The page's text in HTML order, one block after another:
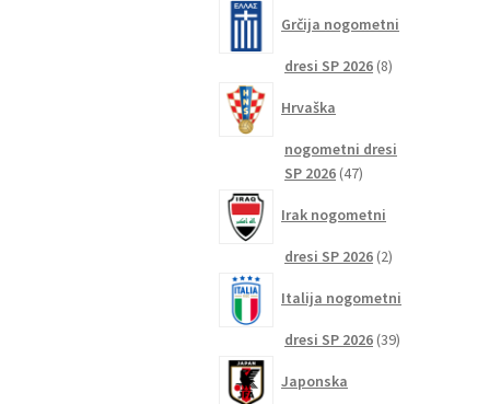
Grčija nogometni
dresi SP 2026 88
Hrvaška
nogometni dresi
SP 2026 4747
Irak nogometni
dresi SP 2026 22
Italija nogometni
dresi SP 2026 3939
Japonska